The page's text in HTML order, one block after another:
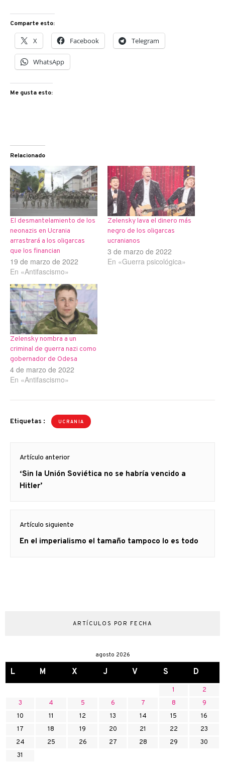
Comparte esto:
X Facebook Telegram
WhatsApp
Me gusta esto:
Relacionado
El desmantelamiento de los
neonazis en Ucrania
arrastrará a los oligarcas
que los financian
19 de marzo de 2022
En «Antifascismo»
Zelensky lava el dinero más
negro de los oligarcas
ucranianos
3 de marzo de 2022
En «Guerra psicológica»
Zelensky nombra a un
criminal de guerra nazi como
gobernador de Odesa
4 de marzo de 2022
En «Antifascismo»
Etiquetas : UCRANIA
de
entradas
Artículo anterior
Artículo
anterior
‘Sin la Unión Soviética no se habría vencido a
Hitler’
Artículo siguiente
Artículo
En el imperialismo el tamaño tampoco lo es todo
ARTÍCULOS POR FECHA
agosto 2026
L M X J V S D
1
2
3
4 5 6 7 8
9
10
11 12 13 14 15
16
17
18 19 20 21 22
23
24
25 26 27 28 29
30
31